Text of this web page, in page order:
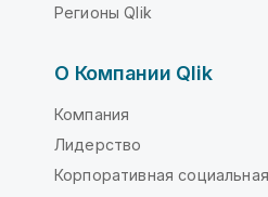
Регионы Qlik
О Компании Qlik
Компания
Лидерство
Корпоративная